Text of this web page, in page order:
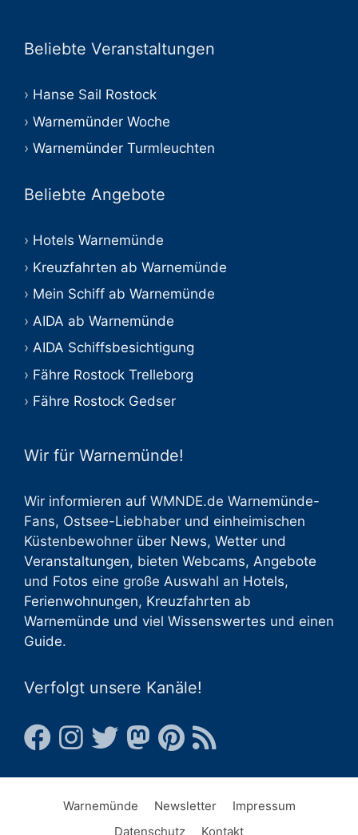
Beliebte Veranstaltungen
Hanse Sail Rostock
Warnemünder Woche
Warnemünder Turmleuchten
Beliebte Angebote
Hotels Warnemünde
Kreuzfahrten ab Warnemünde
Mein Schiff ab Warnemünde
AIDA ab Warnemünde
AIDA Schiffsbesichtigung
Fähre Rostock Trelleborg
Fähre Rostock Gedser
Wir für Warnemünde!
Wir informieren auf WMNDE.de Warnemünde-
Fans, Ostsee-Liebhaber und einheimischen
Küstenbewohner über News, Wetter und
Veranstaltungen, bieten Webcams, Angebote
und Fotos eine große Auswahl an Hotels,
Ferienwohnungen, Kreuzfahrten ab
Warnemünde und viel Wissenswertes und einen
Guide.
Verfolgt unsere Kanäle!
Warnemünde Newsletter
Impressum
Datenschutz
Kontakt